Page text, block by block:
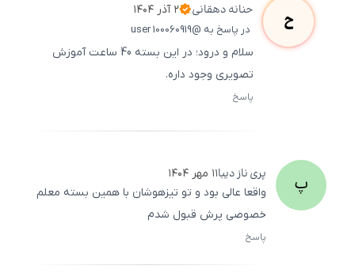
ح حنانهدهقانی ۲ آذر ۱۴۰۴
در پاسخ به @user 100060919
سلام و درود؛ در این بسته 40 ساعت آموزش
تصویری وجود داره.
پاسخ
پ پری نازدیبا۱۱ مهر ۱۴۰۴
واقعا عالی بود و تو تیزهوشان با همین بسته معلم
خصوصی پرش قبول شدم
پاسخ